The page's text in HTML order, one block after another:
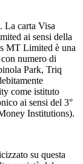
La carta Visa
ai sensi della
MT Limited è una
numero di
Park, Triq
come istituto
ai sensi del 3°
Institutions).
su questa